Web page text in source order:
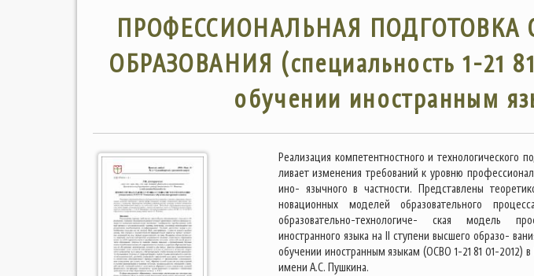
ПРОФЕССИОНАЛЬНАЯ ПОДГОТОВКА
ОБРАЗОВАНИЯ (специальность 1-21
обучении иностранным
Реализация компетентностного и технологического
ливает изменения требований к уровню
ино- язычного в частности. Представлены
новационных моделей образовательного
образовательно-технологиче- ская модель
иностранного языка на II ступени высшего образо-
обучении иностранным языкам (ОСВО 1-21 81 01-2012)
имени А.С. Пушкина.